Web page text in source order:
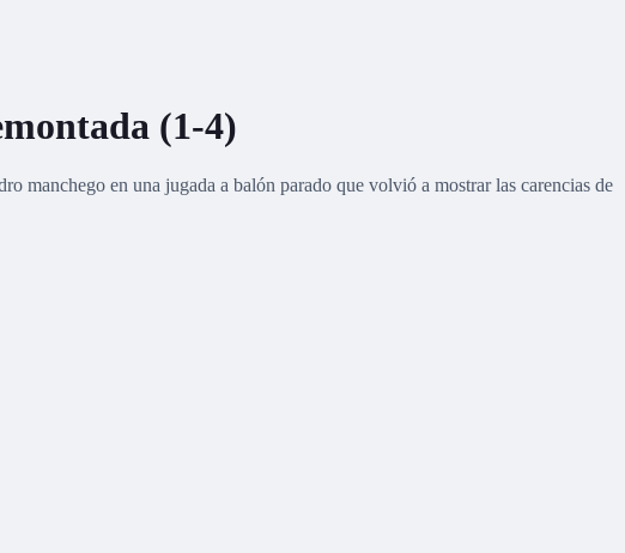
(1-4)
manchego en una jugada a balón parado que volvió a mostrar las carencias de